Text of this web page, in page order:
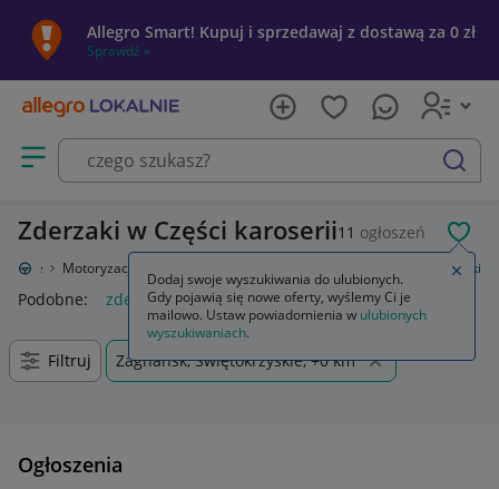
Allegro Smart! Kupuj i sprzedawaj z dostawą za 0 zł
Sprawdź »
Otwórz menu z kategoriami
szukaj
Zderzaki w Części karoserii11 ogłoszeń
Motoryzacja Zderzaki
Podobne: zderzak bmw e90 lci m pakiet zderzak zderzaki
Filtruj Zagnańsk, Świętokrzyskie, +0 km
Ogłoszenia
Dodaj swoje wyszukiwania do ulubionych.
Gdy pojawią się nowe oferty, wyślemy Ci je
mailowo. Ustaw powiadomienia w ulubionych
wyszukiwaniach.